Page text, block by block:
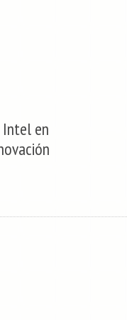
en